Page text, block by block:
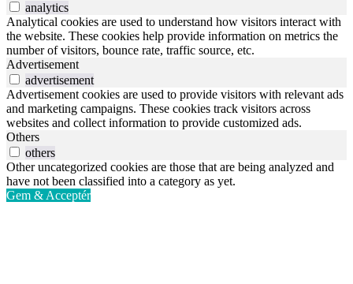
analytics
Analytical cookies are used to understand how visitors interact with
the website. These cookies help provide information on metrics the
number of visitors, bounce rate, traffic source, etc.
Advertisement
advertisement
Advertisement cookies are used to provide visitors with relevant ads
and marketing campaigns. These cookies track visitors across
websites and collect information to provide customized ads.
Others
others
Other uncategorized cookies are those that are being analyzed and
have not been classified into a category as yet.
Gem & Acceptér